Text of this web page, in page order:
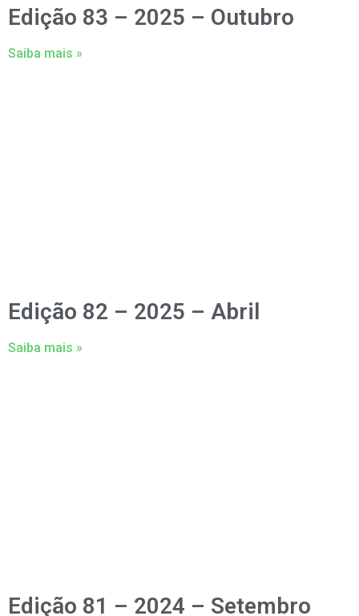
Edição 83 – 2025 – Outubro
Saiba mais »
Edição 82 – 2025 – Abril
Saiba mais »
Edição 81 – 2024 – Setembro